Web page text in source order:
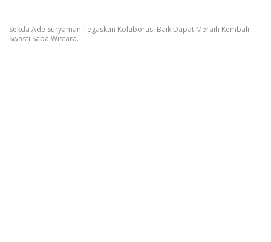
Sekda Ade Suryaman Tegaskan Kolaborasi Baik Dapat Meraih Kembali
Swasti Saba Wistara.